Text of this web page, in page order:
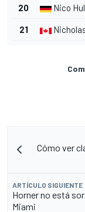
20 Nico
21
Cómo ver
ARTÍCULO SIGUIENTE
Horner no está
Miami